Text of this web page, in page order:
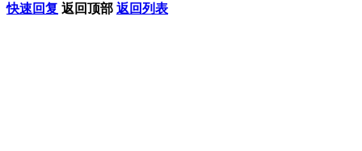
快速回复 返回顶部 返回列表